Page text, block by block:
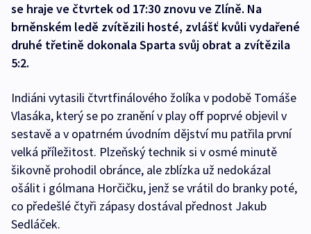
se hraje ve čtvrtek od 17:30 znovu ve Zlíně. Na
brněnském ledě zvítězili hosté, zvlášť kvůli vydařené
druhé třetině dokonala Sparta svůj obrat a zvítězila
5:2.
Indiáni vytasili čtvrtfinálového žolíka v podobě Tomáše
Vlasáka, který se po zranění v play off poprvé objevil v
sestavě a v opatrném úvodním dějství mu patřila první
velká příležitost. Plzeňský technik si v osmé minutě
šikovně prohodil obránce, ale zblízka už nedokázal
ošálit i gólmana Horčičku, jenž se vrátil do branky poté,
co předešlé čtyři zápasy dostával přednost Jakub
Sedláček.